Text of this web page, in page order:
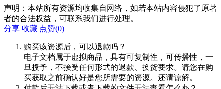
声明：本站所有资源均收集自网络，如若本站内容侵犯了原著
者的合法权益，可联系我们进行处理。
分享 收藏 点赞(0)
购买该资源后，可以退款吗？
电子文档属于虚拟商品，具有可复制性，可传播性，一
旦授予，不接受任何形式的退款、换货要求。请您在购
买获取之前确认好是您所需要的资源。还请谅解。